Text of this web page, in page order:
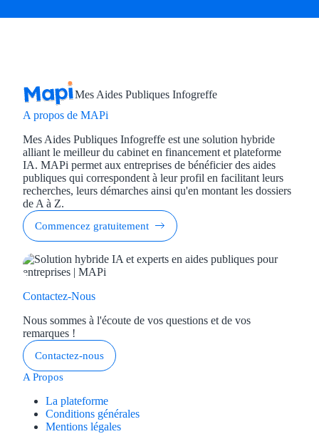
Mes Aides Publiques Infogreffe
A propos de MAPi
Mes Aides Publiques Infogreffe est une solution hybride
alliant le meilleur du cabinet en financement et plateforme
IA. MAPi permet aux entreprises de bénéficier des aides
publiques qui correspondent à leur profil en facilitant leurs
recherches, leurs démarches ainsi qu'en montant les dossiers
de A à Z.
Commencez gratuitement
Contactez-Nous
Nous sommes à l'écoute de vos questions et de vos
remarques !
Contactez-nous
A Propos
La plateforme
Conditions générales
Mentions légales